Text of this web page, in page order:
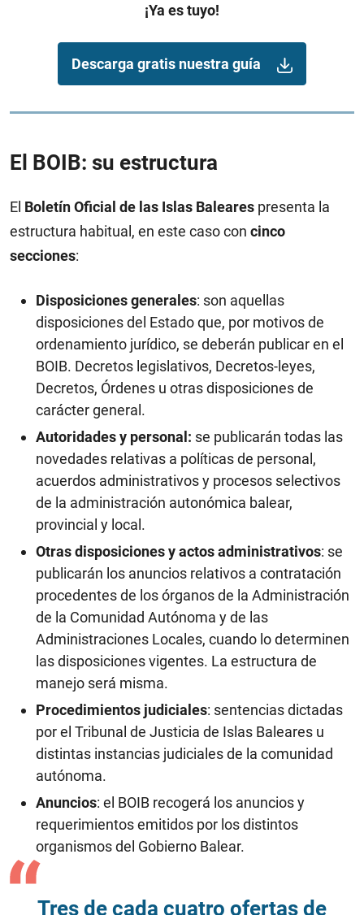
¡Ya es tuyo!
Descarga gratis nuestra guía
El BOIB: su estructura
El Boletín Oficial de las Islas Baleares presenta la
estructura habitual, en este caso con cinco
secciones:
Disposiciones generales: son aquellas
disposiciones del Estado que, por motivos de
ordenamiento jurídico, se deberán publicar en el
BOIB. Decretos legislativos, Decretos-leyes,
Decretos, Órdenes u otras disposiciones de
carácter general.
Autoridades y personal: se publicarán todas las
novedades relativas a políticas de personal,
acuerdos administrativos y procesos selectivos
de la administración autonómica balear,
provincial y local.
Otras disposiciones y actos administrativos: se
publicarán los anuncios relativos a contratación
procedentes de los órganos de la Administración
de la Comunidad Autónoma y de las
Administraciones Locales, cuando lo determinen
las disposiciones vigentes. La estructura de
manejo será misma.
Procedimientos judiciales: sentencias dictadas
por el Tribunal de Justicia de Islas Baleares u
distintas instancias judiciales de la comunidad
autónoma.
Anuncios: el BOIB recogerá los anuncios y
requerimientos emitidos por los distintos
organismos del Gobierno Balear.
Tres de cada cuatro ofertas de